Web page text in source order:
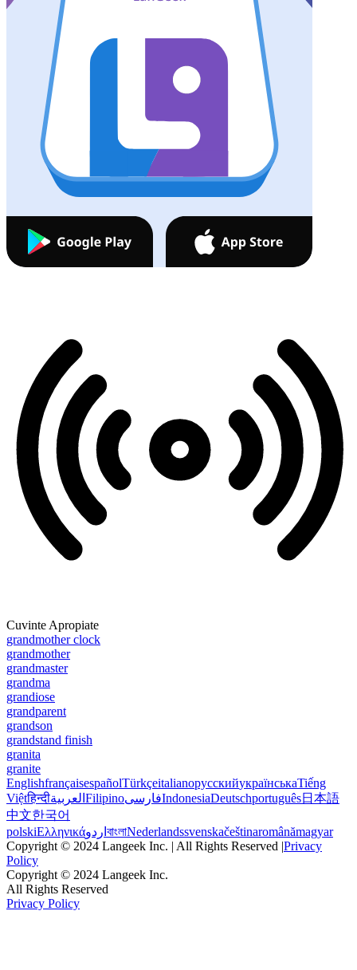
Cuvinte Apropiate
grandmother clock
grandmother
grandmaster
grandma
grandiose
grandparent
grandson
grandstand finish
granita
granite
EnglishfrançaisespañolTürkçeitalianoрусскийукраїнськаTiếng
Việtहिन्दीالعربية FilipinoفارسیIndonesiaDeutschportuguês日本語
中文한국어
polskiΕλληνικάاردو বাংলাNederlandssvenskačeštinaromânămagyar
Copyright © 2024 Langeek Inc. | All Rights Reserved |Privacy
Policy
Copyright © 2024 Langeek Inc.
All Rights Reserved
Privacy Policy